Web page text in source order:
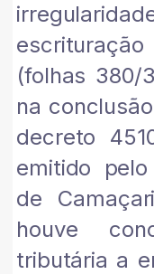
(folhas 380/
na
decreto
emitido
de
houve
tributária a